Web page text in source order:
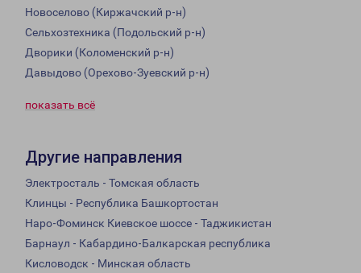
Новоселово (Киржачский р-н)
Сельхозтехника (Подольский р-н)
Дворики (Коломенский р-н)
Давыдово (Орехово-Зуевский р-н)
показать всё
Другие направления
Электросталь - Томская область
Клинцы - Республика Башкортостан
Наро-Фоминск Киевское шоссе - Таджикистан
Барнаул - Кабардино-Балкарская республика
Кисловодск - Минская область